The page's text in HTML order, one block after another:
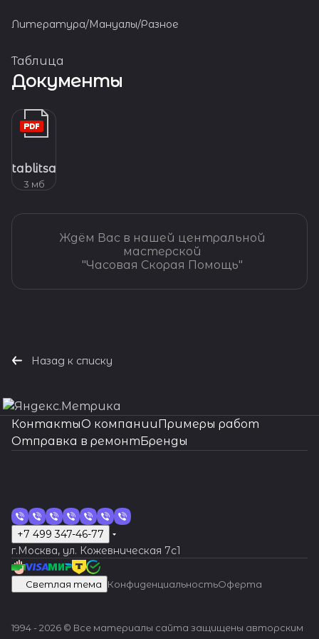
Литература/Мануалы/Разное
Таблица
Документы
tablitsa
3 мб
Ждём Вас в нашей центральной
мастерской
"Часовая Скорая Помощь"
Назад к списку
КонтактыО компанииПримеры работ
Отправка в ремонтБренды
+7 499 347-46-77
г.Москва, ул. Кожевническая 7c1
Светлая тема КонфиденциальностьОферта
1994 - 2026 © Все материалы сайта защищены авторским